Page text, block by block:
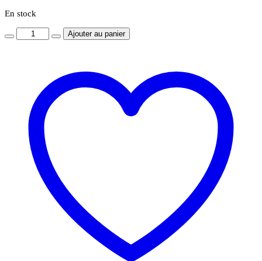
En stock
Quantity Ajouter au panier